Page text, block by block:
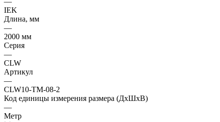
IEK
Длина, мм
—
2000 мм
Серия
—
CLW
Артикул
—
CLW10-TM-08-2
Код единицы измерения размера (ДхШхВ)
—
Метр